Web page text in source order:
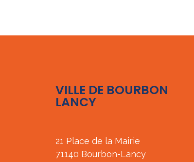
VILLE DE BOURBON
LANCY
21 Place de la Mairie
71140 Bourbon-Lancy